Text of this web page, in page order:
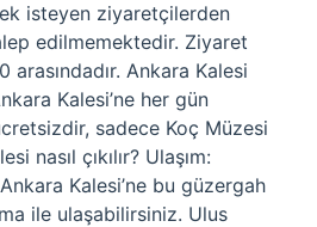
isteyen ziyaretçilerden
edilmemektedir. Ziyaret
arasındadır. Ankara Kalesi
Kalesi’ne her gün
sadece Koç Müzesi
nasıl çıkılır? Ulaşım:
Kalesi’ne bu güzergah
ile ulaşabilirsiniz. Ulus